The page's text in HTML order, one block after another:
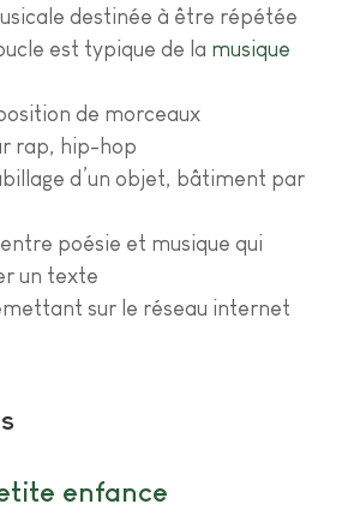
destinée à être répétée
est typique de la musique
de morceaux
rap, hip-hop
d’un objet, bâtiment par
poésie et musique qui
un texte
sur le réseau internet
enfance